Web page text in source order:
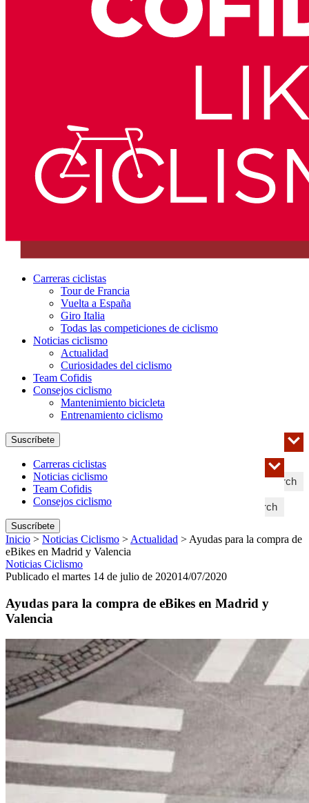
Carreras ciclistas
Tour de Francia
Vuelta a España
Giro Italia
Todas las competiciones de ciclismo
Noticias ciclismo
Actualidad
Curiosidades del ciclismo
Team Cofidis
Consejos ciclismo
Mantenimiento bicicleta
Entrenamiento ciclismo
Search
Suscríbete
Search
Carreras ciclistas
Noticias ciclismo
Team Cofidis
Consejos ciclismo
Suscríbete
Inicio > Noticias Ciclismo > Actualidad > Ayudas para la compra de
eBikes en Madrid y Valencia
Noticias Ciclismo
Publicado el martes 14 de julio de 202014/07/2020
Ayudas para la compra de eBikes en Madrid y
Valencia